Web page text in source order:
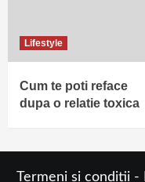
Lifestyle
Cum te poti reface
dupa o relatie toxica
Termeni si conditii -